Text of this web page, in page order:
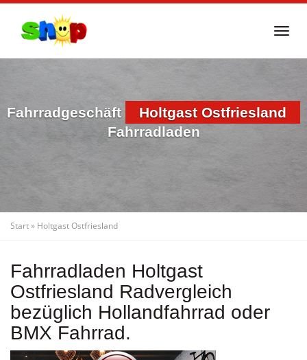
Fahrradgeschäft
Holtgast Ostfriesland
Fahrradladen
Start» Holtgast Ostfriesland
Fahrradladen Holtgast
Ostfriesland Radvergleich
bezüglich Hollandfahrrad oder
BMX Fahrrad.